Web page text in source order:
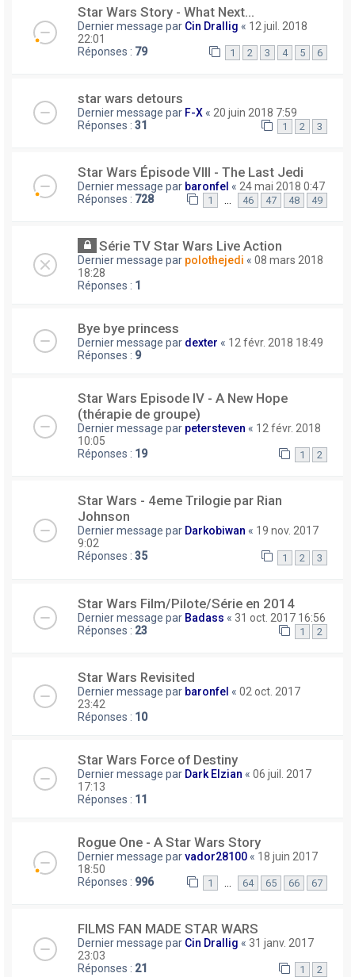
Star Wars Story - What Next...
Dernier message par Cin Drallig « 12 juil. 2018
22:01
Réponses : 79 1 2 3 4 5 6
star wars detours
Dernier message par F-X « 20 juin 2018 7:59
Réponses : 31 1 2 3
Star Wars Épisode VIII - The Last Jedi
Dernier message par baronfel « 24 mai 2018 0:47
Réponses : 728 1 … 46 47 48 49
Série TV Star Wars Live Action
Dernier message par polothejedi « 08 mars 2018
18:28
Réponses : 1
Bye bye princess
Dernier message par dexter « 12 févr. 2018 18:49
Réponses : 9
Star Wars Episode IV - A New Hope
(thérapie de groupe)
Dernier message par petersteven « 12 févr. 2018
10:05
Réponses : 19 1 2
Star Wars - 4eme Trilogie par Rian
Johnson
Dernier message par Darkobiwan « 19 nov. 2017
9:02
Réponses : 35 1 2 3
Star Wars Film/Pilote/Série en 2014
Dernier message par Badass « 31 oct. 2017 16:56
Réponses : 23 1 2
Star Wars Revisited
Dernier message par baronfel « 02 oct. 2017
23:42
Réponses : 10
Star Wars Force of Destiny
Dernier message par Dark Elzian « 06 juil. 2017
17:13
Réponses : 11
Rogue One - A Star Wars Story
Dernier message parvador28100 « 18 juin 2017
18:50
Réponses : 996 1 64 65 66 67
FILMS FAN MADE STAR WARS
Dernier message par Cin Drallig « 31 janv. 2017
23:03
Réponses : 21 1 2